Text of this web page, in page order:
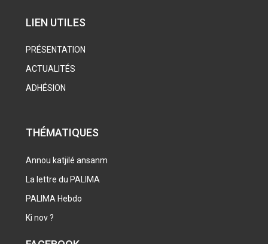
LIEN UTILES
PRÉSENTATION
ACTUALITÉS
ADHÉSION
THÉMATIQUES
Annou katjilé ansanm
La lettre du PALIMA
PALIMA Hebdo
Ki nov ?